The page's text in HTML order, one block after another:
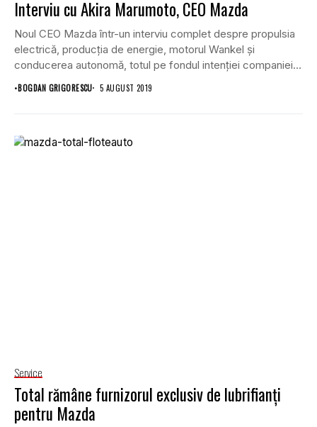
Interviu cu Akira Marumoto, CEO Mazda
Noul CEO Mazda într-un interviu complet despre propulsia
electrică, producția de energie, motorul Wankel și
conducerea autonomă, totul pe fondul intenției companiei
de...
•BOGDAN GRIGORESCU 5 AUGUST 2019
Service
Total rămâne furnizorul exclusiv de lubrifianţi
pentru Mazda